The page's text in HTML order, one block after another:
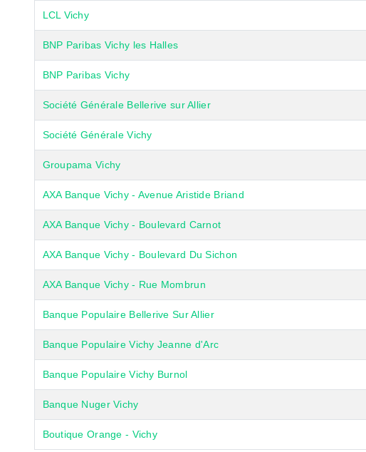
LCL Vichy
BNP Paribas Vichy les Halles
BNP Paribas Vichy
Société Générale Bellerive sur Allier
Société Générale Vichy
Groupama Vichy
AXA Banque Vichy - Avenue Aristide Briand
AXA Banque Vichy - Boulevard Carnot
AXA Banque Vichy - Boulevard Du Sichon
AXA Banque Vichy - Rue Mombrun
Banque Populaire Bellerive Sur Allier
Banque Populaire Vichy Jeanne d'Arc
Banque Populaire Vichy Burnol
Banque Nuger Vichy
Boutique Orange - Vichy